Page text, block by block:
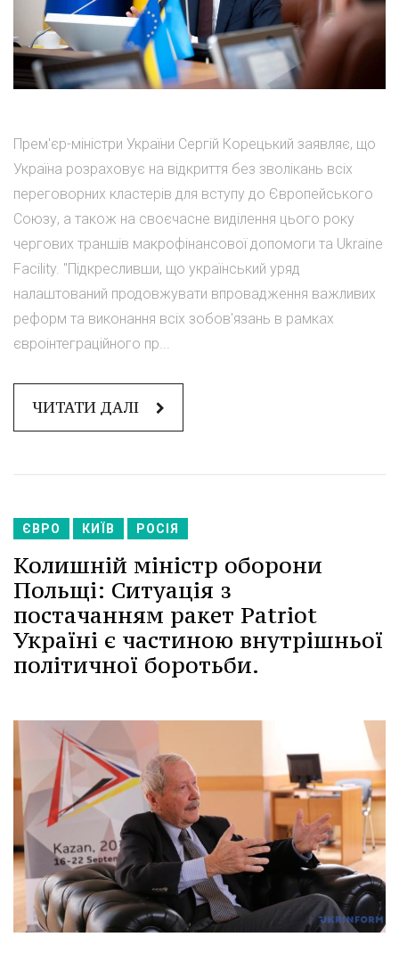
Прем'єр-міністри України Сергій Корецький заявляє, що
Україна розраховує на відкриття без зволікань всіх
переговорних кластерів для вступу до Європейського
Союзу, а також на своєчасне виділення цього року
чергових траншів макрофінансової допомоги та Ukraine
Facility. "Підкресливши, що український уряд
налаштований продовжувати впровадження важливих
реформ та виконання всіх зобов'язань в рамках
євроінтеграційного пр...
ЧИТАТИ ДАЛІ
ЄВРО КИЇВ РОСІЯ
Колишній міністр оборони
Польщі: Ситуація з
постачанням ракет Patriot
Україні є частиною внутрішньої
політичної боротьби.